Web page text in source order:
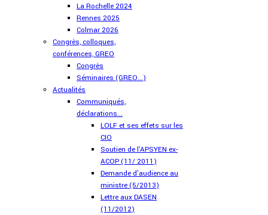
La Rochelle 2024
Rennes 2025
Colmar 2026
Congrès, colloques,
conférences, GREO
Congrès
Séminaires (GREO...)
Actualités
Communiqués,
déclarations...
LOLF et ses effets sur les
CIO
Soutien de l'APSYEN ex-
ACOP (11/ 2011)
Demande d'audience au
ministre (5/2013)
Lettre aux DASEN
(11/2012)